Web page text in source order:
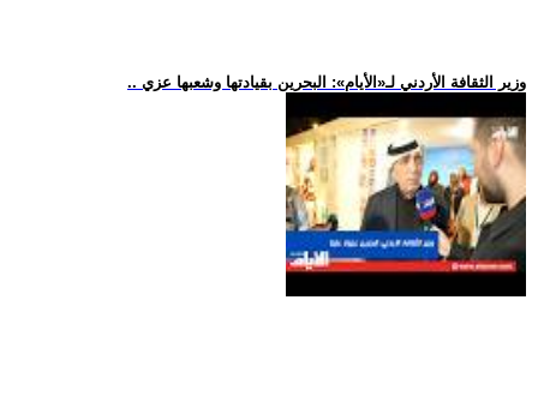
.. وزير الثقافة الأردني لـ«الأيام»: البحرين بقيادتها وشعبها عزي